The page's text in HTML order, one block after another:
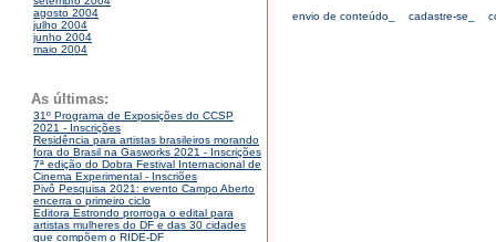
agosto 2004
julho 2004
junho 2004
maio 2004
As últimas:
31º Programa de Exposições do CCSP
2021 - Inscrições
Residência para artistas brasileiros morando
fora do Brasil na Gasworks 2021 - Inscrições
7ª edição do Dobra Festival Internacional de
Cinema Experimental - Inscriões
Pivô Pesquisa 2021: evento Campo Aberto
encerra o primeiro ciclo
Editora Estrondo prorroga o edital para
artistas mulheres do DF e das 30 cidades
que compõem o RIDE-DF
envio de conteúdo_ cadastre-se_